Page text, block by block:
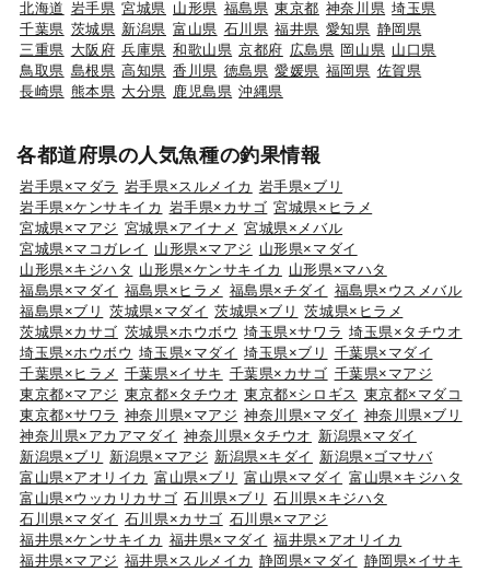
北海道 岩手県 宮城県 山形県 福島県 東京都 神奈川県 埼玉県
千葉県 茨城県 新潟県 富山県 石川県 福井県 愛知県 静岡県
三重県 大阪府 兵庫県 和歌山県 京都府 広島県 岡山県 山口県
鳥取県 島根県 高知県 香川県 徳島県 愛媛県 福岡県 佐賀県
長崎県 熊本県 大分県 鹿児島県 沖縄県
各都道府県の人気魚種の釣果情報
岩手県×マダラ 岩手県×スルメイカ 岩手県×ブリ
岩手県×ケンサキイカ 岩手県×カサゴ 宮城県×ヒラメ
宮城県×マアジ 宮城県×アイナメ 宮城県×メバル
宮城県×マコガレイ
山形県×マアジ 山形県×マダイ
山形県×キジハタ 山形県×ケンサキイカ
山形県×マハタ
福島県×マダイ 福島県×ヒラメ 福島県×チダイ 福島県×ウスメバル
福島県×ブリ
茨城県×マダイ 茨城県×ブリ
茨城県×ヒラメ
茨城県×カサゴ 茨城県×ホウボウ 埼玉県×サワラ 埼玉県×タチウオ
埼玉県×ホウボウ 埼玉県×マダイ 埼玉県×ブリ
千葉県×マダイ
千葉県×ヒラメ 千葉県×イサキ 千葉県×カサゴ 千葉県×マアジ
東京都×マアジ 東京都×タチウオ 東京都×シロギス 東京都×マダコ
東京都×サワラ 神奈川県×マアジ 神奈川県×マダイ 神奈川県×ブリ
神奈川県×アカアマダイ 神奈川県×タチウオ 新潟県×マダイ
新潟県×ブリ
新潟県×マアジ 新潟県×キダイ
新潟県×ゴマサバ
富山県×アオリイカ 富山県×ブリ 富山県×マダイ 富山県×キジハタ
富山県×ウッカリカサゴ 石川県×ブリ
石川県×キジハタ
石川県×マダイ 石川県×カサゴ 石川県×マアジ
福井県×ケンサキイカ 福井県×マダイ 福井県×アオリイカ
福井県×マアジ 福井県×スルメイカ 静岡県×マダイ 静岡県×イサキ